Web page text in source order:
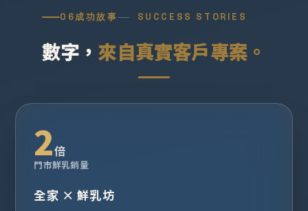
06成功故事 SUCCESS STORIES
數字， 來自真實客戶專案。
2倍
門市鮮乳銷量
全家 × 鮮乳坊